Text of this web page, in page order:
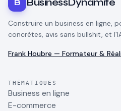
B
Construire un business en ligne,
concrètes, avis sans bullshit, et
Frank Houbre — Formateur &
THÉMATIQUES
Business en ligne
E-commerce